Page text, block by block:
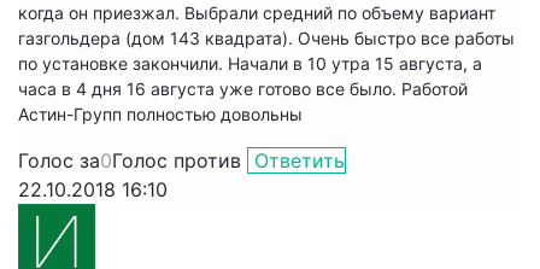
когда он приезжал. Выбрали средний по объему вариант
газгольдера (дом 143 квадрата). Очень быстро все работы
по установке закончили. Начали в 10 утра 15 августа, а
часа в 4 дня 16 августа уже готово все было. Работой
Астин-Групп полностью довольны
Голос за0Голос против Ответить
22.10.2018 16:10